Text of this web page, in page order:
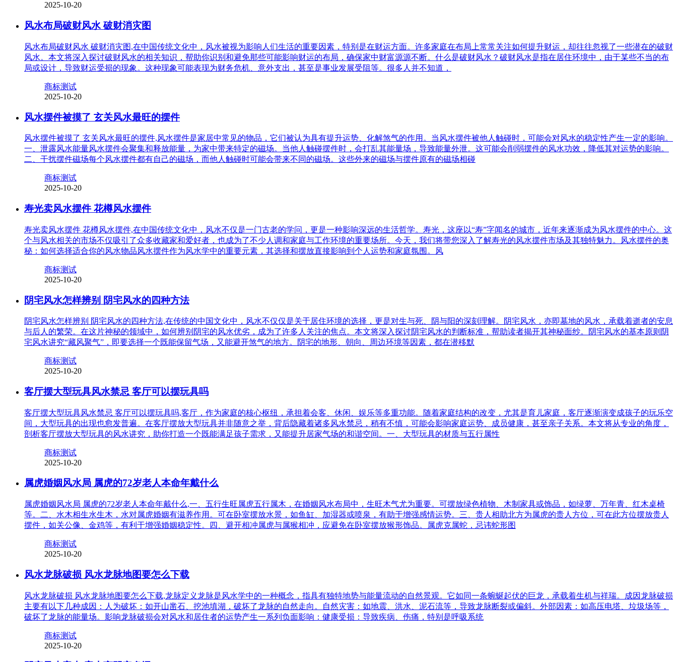
2025-10-20
风水布局破财风水 破财消灾图
风水布局破财风水 破财消灾图,在中国传统文化中，风水被视为影响人们生活的重要因素，特别是在财运方面。许多家庭在布局上常常关注如何提升财运，却往往忽视了一些潜在的破财
风水。本文将深入探讨破财风水的相关知识，帮助你识别和避免那些可能影响财运的布局，确保家中财富源源不断。什么是破财风水？破财风水是指在居住环境中，由于某些不当的布
局或设计，导致财运受损的现象。这种现象可能表现为财务危机、意外支出，甚至是事业发展受阻等。很多人并不知道，
商标测试
2025-10-20
风水摆件被摸了 玄关风水最旺的摆件
风水摆件被摸了 玄关风水最旺的摆件,风水摆件是家居中常见的物品，它们被认为具有提升运势、化解煞气的作用。当风水摆件被他人触碰时，可能会对风水的稳定性产生一定的影响。
一、泄露风水能量风水摆件会聚集和释放能量，为家中带来特定的磁场。当他人触碰摆件时，会打乱其能量场，导致能量外泄。这可能会削弱摆件的风水功效，降低其对运势的影响。
二、干扰摆件磁场每个风水摆件都有自己的磁场，而他人触碰时可能会带来不同的磁场。这些外来的磁场与摆件原有的磁场相碰
商标测试
2025-10-20
寿光卖风水摆件 花樽风水摆件
寿光卖风水摆件 花樽风水摆件,在中国传统文化中，风水不仅是一门古老的学问，更是一种影响深远的生活哲学。寿光，这座以“寿”字闻名的城市，近年来逐渐成为风水摆件的中心。这
个与风水相关的市场不仅吸引了众多收藏家和爱好者，也成为了不少人调和家庭与工作环境的重要场所。今天，我们将带您深入了解寿光的风水摆件市场及其独特魅力。风水摆件的奥
秘：如何选择适合你的风水物品风水摆件作为风水学中的重要元素，其选择和摆放直接影响到个人运势和家庭氛围。风
商标测试
2025-10-20
阴宅风水怎样辨别 阴宅风水的四种方法
阴宅风水怎样辨别 阴宅风水的四种方法,在传统的中国文化中，风水不仅仅是关于居住环境的选择，更是对生与死、阴与阳的深刻理解。阴宅风水，亦即墓地的风水，承载着逝者的安息
与后人的繁荣。在这片神秘的领域中，如何辨别阴宅的风水优劣，成为了许多人关注的焦点。本文将深入探讨阴宅风水的判断标准，帮助读者揭开其神秘面纱。阴宅风水的基本原则阴
宅风水讲究“藏风聚气”，即要选择一个既能保留气场，又能避开煞气的地方。阴宅的地形、朝向、周边环境等因素，都在潜移默
商标测试
2025-10-20
客厅摆大型玩具风水禁忌 客厅可以摆玩具吗
客厅摆大型玩具风水禁忌 客厅可以摆玩具吗,客厅，作为家庭的核心枢纽，承担着会客、休闲、娱乐等多重功能。随着家庭结构的改变，尤其是育儿家庭，客厅逐渐演变成孩子的玩乐空
间，大型玩具的出现也愈发普遍。在客厅摆放大型玩具并非随意之举，背后隐藏着诸多风水禁忌，稍有不慎，可能会影响家庭运势、成员健康，甚至亲子关系。本文将从专业的角度，
剖析客厅摆放大型玩具的风水讲究，助你打造一个既能满足孩子需求，又能提升居家气场的和谐空间。一、大型玩具的材质与五行属性
商标测试
2025-10-20
属虎婚姻风水局 属虎的72岁老人本命年戴什么
属虎婚姻风水局 属虎的72岁老人本命年戴什么,一、五行生旺属虎五行属木，在婚姻风水布局中，生旺木气尤为重要。可摆放绿色植物、木制家具或饰品，如绿萝、万年青、红木桌椅
等。二、水木相生水生木，水对属虎婚姻有滋养作用。可在卧室摆放水景，如鱼缸、加湿器或喷泉，有助于增强感情运势。三、贵人相助北方为属虎的贵人方位，可在此方位摆放贵人
摆件，如关公像、金鸡等，有利于增强婚姻稳定性。四、避开相冲属虎与属猴相冲，应避免在卧室摆放猴形饰品。属虎克属蛇，忌讳蛇形图
商标测试
2025-10-20
风水龙脉破损 风水龙脉地图要怎么下载
风水龙脉破损 风水龙脉地图要怎么下载,龙脉定义龙脉是风水学中的一种概念，指具有独特地势与能量流动的自然景观。它如同一条蜿蜒起伏的巨龙，承载着生机与祥瑞。成因龙脉破损
主要有以下几种成因：人为破坏：如开山凿石、挖池填湖，破坏了龙脉的自然走向。自然灾害：如地震、洪水、泥石流等，导致龙脉断裂或偏斜。外部因素：如高压电塔、垃圾场等，
破坏了龙脉的能量场。影响龙脉破损会对风水和居住者的运势产生一系列负面影响：健康受损：导致疾病、伤痛，特别是呼吸系统
商标测试
2025-10-20